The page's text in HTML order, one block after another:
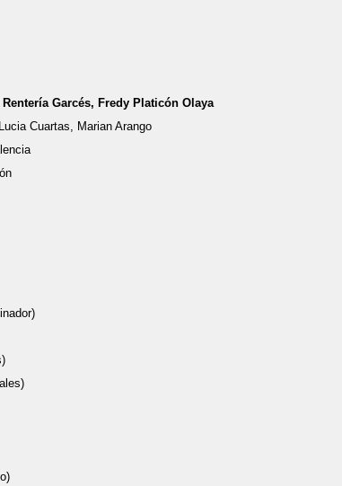
Garcés, Fredy Platicón Olaya
Lucia Cuartas, Marian Arango
Valencia
Mondragón